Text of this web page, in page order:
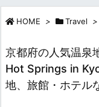
HOME > Travel >
京都府の人気温泉
Hot Springs in
地、旅館・ホテル